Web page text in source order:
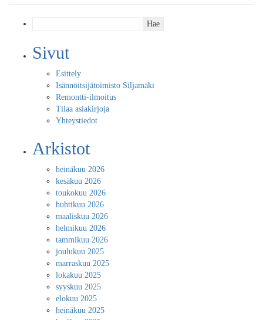
Sivut
Esittely
Isännöitsijätoimisto Siljamäki
Remontti-ilmoitus
Tilaa asiakirjoja
Yhteystiedot
Arkistot
heinäkuu 2026
kesäkuu 2026
toukokuu 2026
huhtikuu 2026
maaliskuu 2026
helmikuu 2026
tammikuu 2026
joulukuu 2025
marraskuu 2025
lokakuu 2025
syyskuu 2025
elokuu 2025
heinäkuu 2025